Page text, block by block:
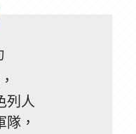
列人
，